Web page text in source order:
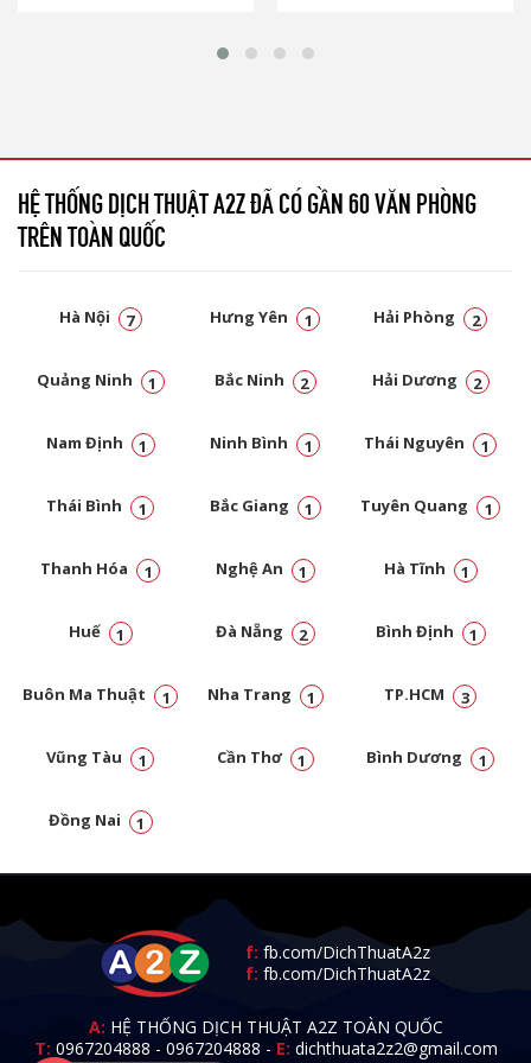
HỆ THỐNG DỊCH THUẬT A2Z ĐÃ CÓ GẦN 60 VĂN PHÒNG
TRÊN TOÀN QUỐC
Hà Nội 7 Hưng Yên 1 Hải Phòng 2
Quảng Ninh 1 Bắc Ninh 2 Hải Dương 2
Nam Định 1 Ninh Bình 1 Thái Nguyên 1
Thái Bình 1 Bắc Giang 1 Tuyên Quang 1
Thanh Hóa 1 Nghệ An 1 Hà Tĩnh 1
Huế 1 Đà Nẵng 2 Bình Định 1
Buôn Ma Thuật 1 Nha Trang 1 TP.HCM 3
Vũng Tàu 1 Cần Thơ 1 Bình Dương 1
Đồng Nai 1
f: fb.com/DichThuatA2z
f: fb.com/DichThuatA2z
A: HỆ THỐNG DỊCH THUẬT A2Z TOÀN QUỐC
T: 0967204888 - 0967204888 - E: dichthuata2z2@gmail.com